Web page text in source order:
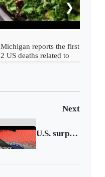
Michigan reports the first
2 US deaths related to
❯
Next
U.S. surpasses 350,000 coronavirus deaths as vaccinations lag